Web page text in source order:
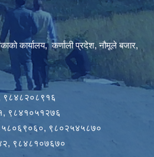
कार्यालय, कर्णाली प्रदेश, नौमूले बजार,
९८४८२०८९१६
९८४१०५१२७६
९८०२५४५८७०
९८४८१०७६७०